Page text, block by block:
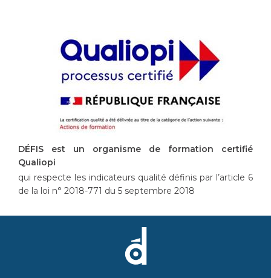
DÉFIS est un organisme de formation certifié
Qualiopi
qui respecte les indicateurs qualité définis par l’article 6
de la loi n° 2018-771 du 5 septembre 2018